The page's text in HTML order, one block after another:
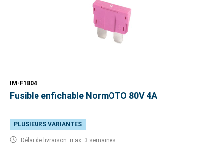
IM-F1804
Fusible enfichable NormOTO 80V 4A
PLUSIEURS VARIANTES
Délai de livraison: max. 3 semaines